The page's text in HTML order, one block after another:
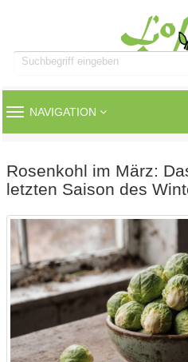
TOGGLE
NAVIGATION
Rosenkohl im März:
letzten Saison des